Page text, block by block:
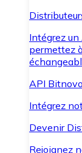
Intégrez
permettez
API Bitnovo
Intégrez
Devenir
Rejoignez